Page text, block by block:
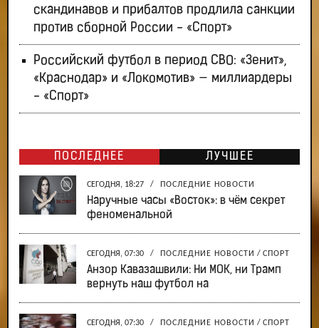
скандинавов и прибалтов продлила санкции
против сборной России - «Спорт»
Российский футбол в период СВО: «Зенит»,
«Краснодар» и «Локомотив» — миллиардеры
- «Спорт»
ПОСЛЕДНЕЕ ЛУЧШЕЕ
СЕГОДНЯ, 18:27 / ПОСЛЕДНИЕ НОВОСТИ
Наручные часы «Восток»: в чём секрет
феноменальной
СЕГОДНЯ, 07:30 / ПОСЛЕДНИЕ НОВОСТИ / СПОРТ
Анзор Кавазашвили: Ни МОК, ни Трамп
вернуть наш футбол на
СЕГОДНЯ, 07:30 / ПОСЛЕДНИЕ НОВОСТИ / СПОРТ